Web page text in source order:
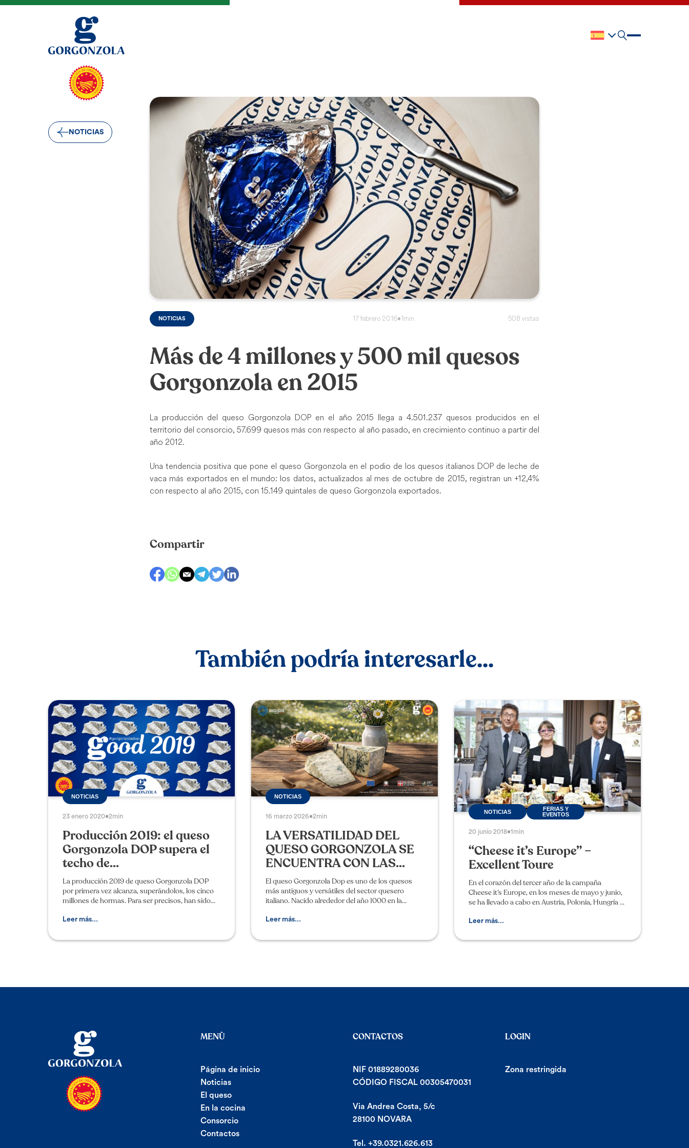
NOTICIAS
NOTICIAS 17 febrero 2016•1min 508 vistas
Más de 4 millones y 500 mil quesos
Gorgonzola en 2015
La producción del queso Gorgonzola DOP en el año 2015 llega a 4.501.237 quesos producidos en el
territorio del consorcio, 57.699 quesos más con respecto al año pasado, en crecimiento continuo a partir del
año 2012.
Una tendencia positiva que pone el queso Gorgonzola en el podio de los quesos italianos DOP de leche de
vaca más exportados en el mundo: los datos, actualizados al mes de octubre de 2015, registran un +12,4%
con respecto al año 2015, con 15.149 quintales de queso Gorgonzola exportados.
Compartir
También podría interesarle...
NOTICIAS
23 enero 2020•2min
Producción 2019: el queso
Gorgonzola DOP supera el
techo de...
La producción 2019 de queso Gorgonzola DOP
por primera vez alcanza, superándolos, los cinco
millones de hormas. Para ser precisos, han sido
acaba de termi
Leer más...
NOTICIAS
16 marzo 2026•2min
LA VERSATILIDAD DEL
QUESO GORGONZOLA SE
ENCUENTRA CON LAS...
El queso Gorgonzola Dop es uno de los quesos
más antiguos y versátiles del sector quesero
italiano. Nacido alrededor del año 1000 en la
crece con el pasar
Leer más...
NOTICIAS
FERIAS Y
EVENTOS
20 junio 2018•1min
“Cheese it’s Europe” –
Excellent Toure
En el corazón del tercer año de la campaña
Cheese it’s Europe, en los meses de mayo y junio,
se ha llevado a cabo en Austria, Polonia, Hungría y
se han
Leer más...
MENÙ
Página de inicio
Noticias
El queso
En la cocina
Consorcio
Contactos
CONTACTOS
NIF 01889280036
CÓDIGO FISCAL 00305470031
Via Andrea Costa, 5/c
28100 NOVARA
Tel. +39.0321.626.613
LOGIN
Zona restringida